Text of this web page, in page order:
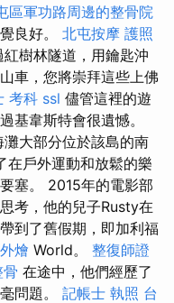
區軍功路周邊的整骨院
良好。 北屯按摩 護照
樹林隧道，用鑰匙沖
車，您將崇拜這些上佛
考科 ssl 儘管這裡的遊
基韋斯特會很遺憾。
大部分位於該島的南
在戶外運動和放鬆的樂
塞。 2015年的電影部
考，他的兒子Rusty在
到了舊假期，即加利福
燴 World。 整復師證
在途中，他們經歷了
問題。 記帳士 執照 台